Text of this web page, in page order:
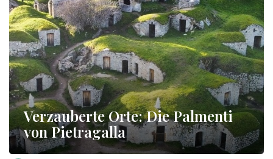
Verzauberte Orte: Die Palmenti
von Pietragalla